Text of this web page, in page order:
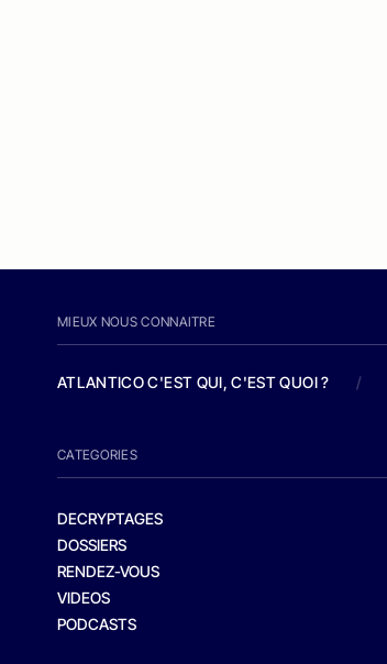
MIEUX NOUS CONNAITRE
ATLANTICO C'EST QUI, C'EST QUOI ? /
CATEGORIES
DECRYPTAGES
DOSSIERS
RENDEZ-VOUS
VIDEOS
PODCASTS